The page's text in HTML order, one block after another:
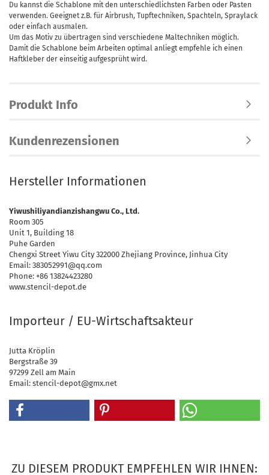
Du kannst die Schablone mit den unterschiedlichsten Farben oder Pasten
verwenden. Geeignet z.B. für Airbrush, Tupftechniken, Spachteln, Spraylack
oder einfach ausmalen.
Um das Motiv zu übertragen sind verschiedene Maltechniken möglich.
Damit die Schablone beim Arbeiten optimal anliegt empfehle ich einen
Haftkleber der einseitig aufgesprüht wird.
Produkt Info
Kundenrezensionen
Hersteller Informationen
Yiwushiliyandianzishangwu Co., Ltd.
Room 305
Unit 1, Building 18
Puhe Garden
Chengxi Street Yiwu City 322000 Zhejiang Province, Jinhua City
Email: 383052991@qq.com
Phone: +86 13824423280
www.stencil-depot.de
Importeur / EU-Wirtschaftsakteur
Jutta Kröplin
Bergstraße 39
97299 Zell am Main
Email: stencil-depot@gmx.net
ZU DIESEM PRODUKT EMPFEHLEN WIR IHNEN: